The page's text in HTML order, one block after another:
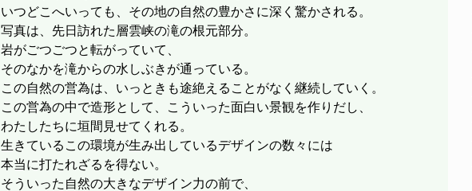
いつどこへいっても、その地の自然の豊かさに深く驚かされる。
写真は、先日訪れた層雲峡の滝の根元部分。
岩がごつごつと転がっていて、
そのなかを滝からの水しぶきが通っている。
この自然の営為は、いっときも途絶えることがなく継続していく。
この営為の中で造形として、こういった面白い景観を作りだし、
わたしたちに垣間見せてくれる。
生きているこの環境が生み出しているデザインの数々には
本当に打たれざるを得ない。
そういった自然の大きなデザイン力の前で、